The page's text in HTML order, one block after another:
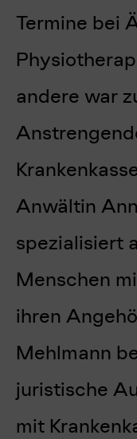
Termine bei
andere war
Anwältin
spezialisiert
Menschen
ihren
Mehlmann
juristische
mit